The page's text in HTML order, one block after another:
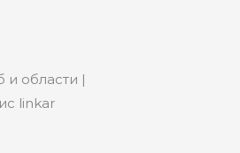
и области |
linkar